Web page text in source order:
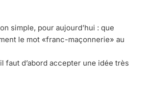
simple, pour aujourd’hui : que
le mot «franc-maçonnerie» au
faut d’abord accepter une idée très